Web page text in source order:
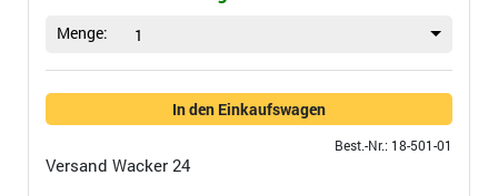
Menge: 1
In den Einkaufswagen
Best.-Nr.: 18-501-01
Versand Wacker 24